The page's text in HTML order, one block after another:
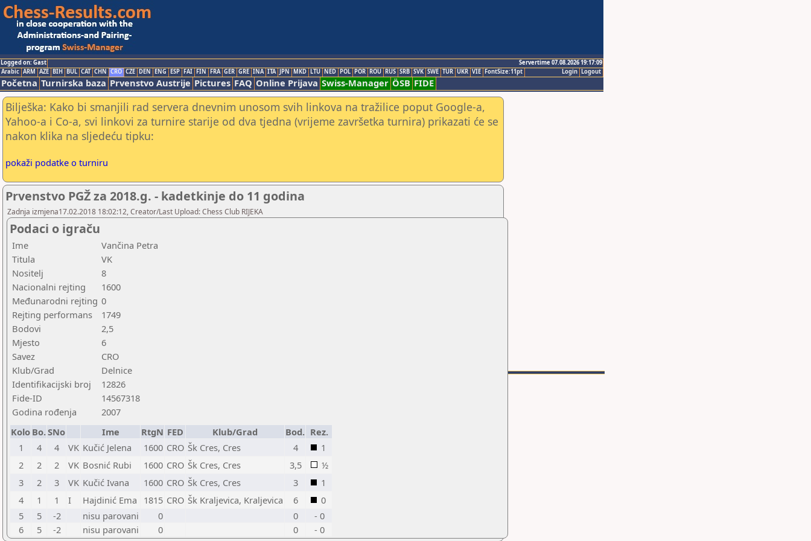
Logged on: Gast
Servertime 07.08.2026 19:17:09
Logout
Login
Arabic ARM AZE BIH BUL CAT CHN CRO CZE DEN ENG ESP FAI FIN FRA GER GRE INA ITA JPN MKD LTU NED POL POR ROU RUS SRB SVK SWE TUR UKR VIE FontSize:11pt
Početna Turnirska baza Prvenstvo Austrije Pictures FAQ Online Prijava Swiss-Manager ÖSB FIDE
Bilješka: Kako bi smanjili rad servera dnevnim unosom svih linkova na tražilice poput Google-a,
Yahoo-a i Co-a, svi linkovi za turnire starije od dva tjedna (vrijeme završetka turnira) prikazati će se
nakon klika na sljedeću tipku:
pokaži podatke o turniru
Prvenstvo PGŽ za 2018.g. - kadetkinje do 11 godina
Zadnja izmjena17.02.2018 18:02:12, Creator/Last Upload: Chess Club RIJEKA
Podaci o igraču
Ime
Vančina Petra
Titula
VK
Nositelj
8
Nacionalni rejting
1600
Međunarodni rejting 0
Rejting performans
1749
Bodovi
2,5
Mjesto
6
Savez
CRO
Klub/Grad
Delnice
Identifikacijski broj
12826
Fide-ID
14567318
Godina rođenja
2007
Kolo Bo.SNo Ime RtgN FED Klub/Grad Bod. Rez.
1
4 4 VK Kučić Jelena 1600 CRO Šk Cres, Cres 4
1
2
2 2 VK Bosnić Rubi 1600 CRO Šk Cres, Cres 3,5
½
3
2 3 VK Kučić Ivana 1600 CRO Šk Cres, Cres 3
1
4
1 1 I Hajdinić Ema 1815 CRO Šk Kraljevica, Kraljevica 6
0
5
5 -2 nisu parovani 0 0
- 0
6
5 -2 nisu parovani 0 0 - 0